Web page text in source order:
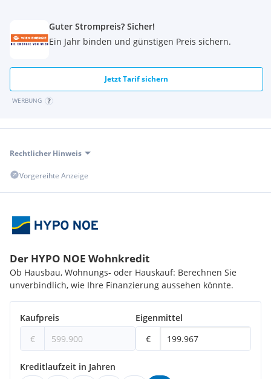
Guter Strompreis? Sicher!
Ein Jahr binden und günstigen Preis sichern.
Jetzt Tarif sichern
WERBUNG
Rechtlicher Hinweis
Vorgereihte Anzeige
Der HYPO NOE Wohnkredit
Ob Hausbau, Wohnungs- oder Hauskauf: Berechnen Sie
unverbindlich, wie Ihre Finanzierung aussehen könnte.
Kaufpreis
€
Eigenmittel
€
Kreditlaufzeit in Jahren